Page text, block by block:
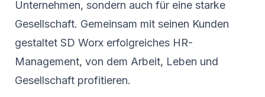
Unternehmen, sondern auch für eine starke
Gesellschaft. Gemeinsam mit seinen Kunden
gestaltet SD Worx erfolgreiches HR-
Management, von dem Arbeit, Leben und
Gesellschaft profitieren.